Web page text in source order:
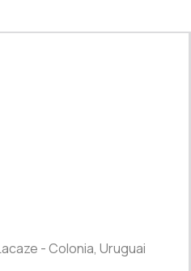
- Colonia, Uruguai